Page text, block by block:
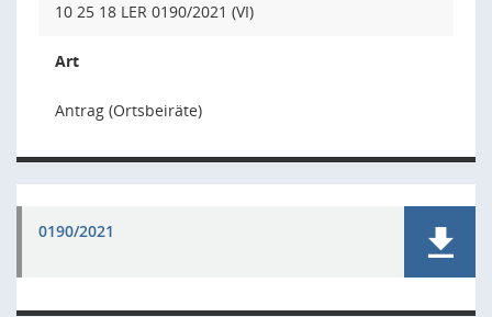
10 25 18 LER 0190/2021 (VI)
Art
Antrag (Ortsbeiräte)
0190/2021